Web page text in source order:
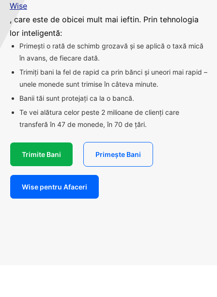
Wise
, care este de obicei mult mai ieftin. Prin tehnologia
lor inteligentă:
Primești o rată de schimb grozavă și se aplică o taxă mică
în avans, de fiecare dată.
Trimiți bani la fel de rapid ca prin bănci și uneori mai rapid –
unele monede sunt trimise în câteva minute.
Banii tăi sunt protejați ca la o bancă.
Te vei alătura celor peste 2 milioane de clienți care
transferă în 47 de monede, în 70 de țări.
Trimite Bani Primește Bani
Wise pentru Afaceri